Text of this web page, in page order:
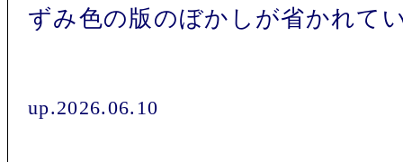
ずみ色の版のぼかしが省かれて
up.2026.06.10